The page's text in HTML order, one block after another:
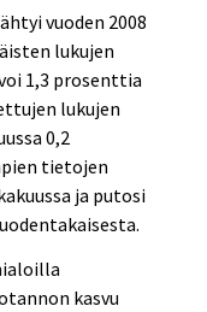
vuoden 2008
lukujen
1,3 prosenttia
lukujen
0,2
tietojen
ja putosi
kasvu